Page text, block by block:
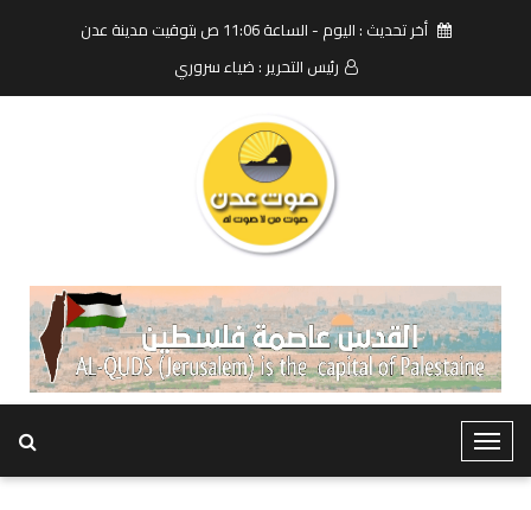
أخر تحديث : اليوم - الساعة 11:06 ص بتوقيت مدينة عدن
رئيس التحرير : ضياء سروري
T
o